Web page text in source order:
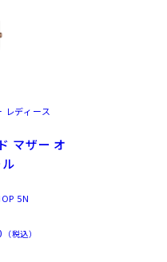
レディース
マザー オ
5N
（税込）